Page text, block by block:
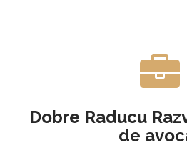
Dobre Raducu
de